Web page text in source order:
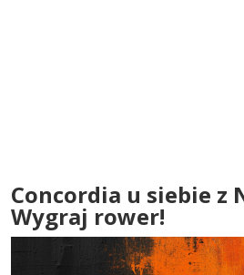
Concordia u siebie z
Wygraj rower!